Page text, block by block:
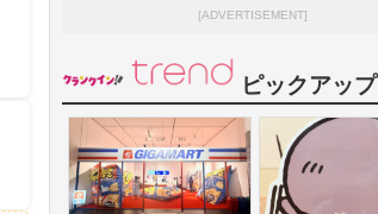
[ADVERTISEMENT]
ピックアップ